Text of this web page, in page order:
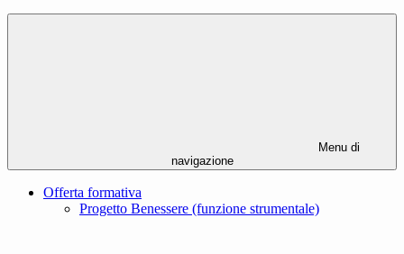
Menu di
navigazione
Offerta formativa
Progetto Benessere (funzione strumentale)